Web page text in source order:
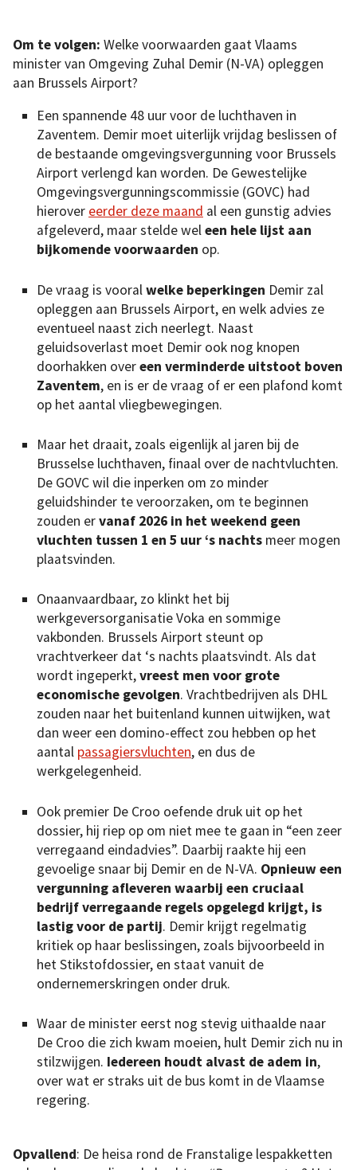
Om te volgen: Welke voorwaarden gaat Vlaams
minister van Omgeving Zuhal Demir (N-VA) opleggen
aan Brussels Airport?
Een spannende 48 uur voor de luchthaven in
Zaventem. Demir moet uiterlijk vrijdag beslissen of
de bestaande omgevingsvergunning voor Brussels
Airport verlengd kan worden. De Gewestelijke
Omgevingsvergunningscommissie (GOVC) had
hierover eerder deze maand al een gunstig advies
afgeleverd, maar stelde weleen hele lijst aan
bijkomende voorwaarden op.
De vraag is vooralwelke beperkingen Demir zal
opleggen aan Brussels Airport, en welk advies ze
eventueel naast zich neerlegt. Naast
geluidsoverlast moet Demir ook nog knopen
doorhakken overeen verminderde uitstoot boven
Zaventem, en is er de vraag of er een plafond komt
op het aantal vliegbewegingen.
Maar het draait, zoals eigenlijk al jaren bij de
Brusselse luchthaven, finaal over de nachtvluchten.
De GOVC wil die inperken om zo minder
geluidshinder te veroorzaken, om te beginnen
zouden ervanaf 2026 in het weekend geen
vluchten tussen 1 en 5 uur ‘s nachts meer mogen
plaatsvinden.
Onaanvaardbaar, zo klinkt het bij
werkgeversorganisatie Voka en sommige
vakbonden. Brussels Airport steunt op
vrachtverkeer dat ‘s nachts plaatsvindt. Als dat
wordt ingeperkt,vreest men voor grote
economische gevolgen. Vrachtbedrijven als DHL
zouden naar het buitenland kunnen uitwijken, wat
dan weer een domino-effect zou hebben op het
aantal passagiersvluchten, en dus de
werkgelegenheid.
Ook premier De Croo oefende druk uit op het
dossier, hij riep op om niet mee te gaan in “een zeer
verregaand eindadvies”. Daarbij raakte hij een
gevoelige snaar bij Demir en de N-VA. Opnieuw een
vergunning afleveren waarbij een cruciaal
bedrijf verregaande regels opgelegd krijgt, is
lastig voor de partij. Demir krijgt regelmatig
kritiek op haar beslissingen, zoals bijvoorbeeld in
het Stikstofdossier, en staat vanuit de
ondernemerskringen onder druk.
Waar de minister eerst nog stevig uithaalde naar
De Croo die zich kwam moeien, hult Demir zich nu in
stilzwijgen. Iedereen houdt alvast de adem in,
over wat er straks uit de bus komt in de Vlaamse
regering.
Opvallend: De heisa rond de Franstalige lespakketten